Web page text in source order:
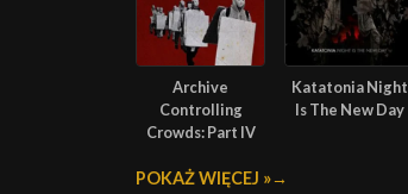
Archive
Controlling
Crowds: Part IV
Katatonia Night
Is The New Day
POKAŻ WIĘCEJ »